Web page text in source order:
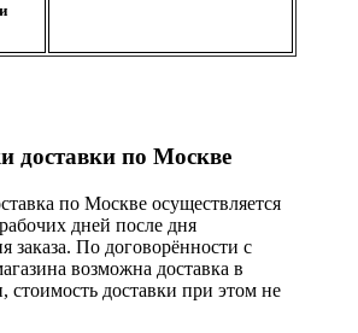
доставки по Москве
по Москве осуществляется
дней после дня
заказа. По договорённости с
возможна доставка в
стоимость доставки при этом не